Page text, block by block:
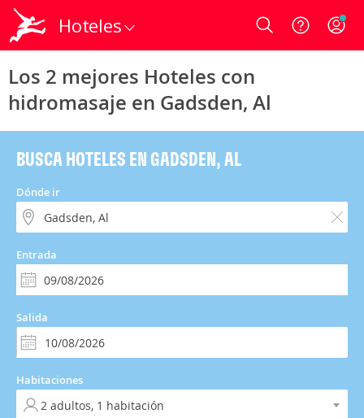
Hoteles Login
Los 2 mejores Hoteles con
hidromasaje en Gadsden, Al
BUSCA HOTELES EN GADSDEN, AL
Dónde ir
Entrada
Salida
Habitaciones